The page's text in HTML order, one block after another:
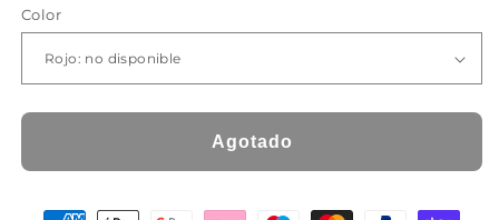
Color
Agotado